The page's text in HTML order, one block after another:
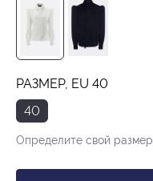
РАЗМЕР, EU 40
40
Определите свой размер